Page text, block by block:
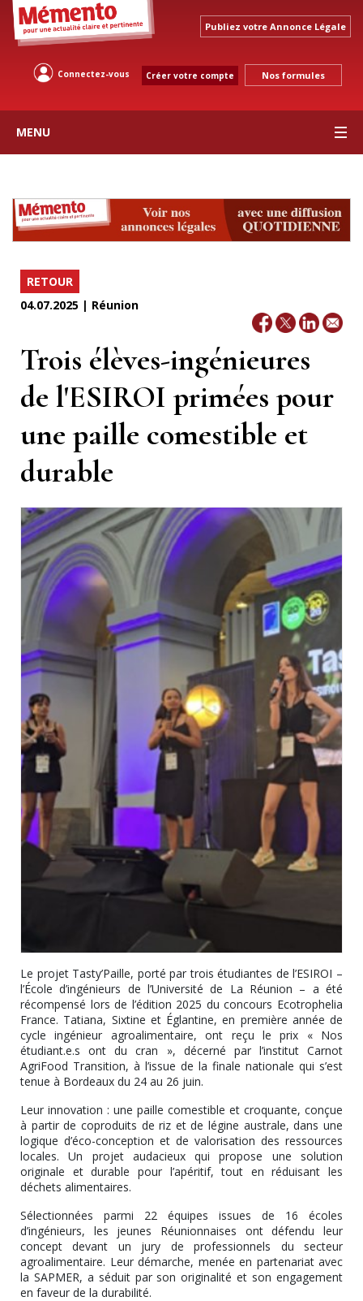
Publiez votre Annonce Légale
Connectez-vous Créer votre compte Nos formules
MENU
RETOUR
04.07.2025 | Réunion
Trois élèves-ingénieures
de l'ESIROI primées pour
une paille comestible et
durable
Le projet Tasty’Paille, porté par trois étudiantes de l’ESIROI –
l’École d’ingénieurs de l’Université de La Réunion – a été
récompensé lors de l’édition 2025 du concours Ecotrophelia
France. Tatiana, Sixtine et Églantine, en première année de
cycle ingénieur agroalimentaire, ont reçu le prix « Nos
étudiant.e.s ont du cran », décerné par l’institut Carnot
AgriFood Transition, à l’issue de la finale nationale qui s’est
tenue à Bordeaux du 24 au 26 juin.
Leur innovation : une paille comestible et croquante, conçue
à partir de coproduits de riz et de légine australe, dans une
logique d’éco-conception et de valorisation des ressources
locales. Un projet audacieux qui propose une solution
originale et durable pour l’apéritif, tout en réduisant les
déchets alimentaires.
Sélectionnées parmi 22 équipes issues de 16 écoles
d’ingénieurs, les jeunes Réunionnaises ont défendu leur
concept devant un jury de professionnels du secteur
agroalimentaire. Leur démarche, menée en partenariat avec
la SAPMER, a séduit par son originalité et son engagement
en faveur de la durabilité.